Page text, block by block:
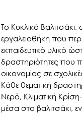
Το Κυκλικό Βαλιτσάκι,
εργαλειοθήκη που
εκπαιδευτικό υλικό
δραστηριότητες που
οικονομίας σε
Κάθε θεματική
Νερό, Κλιματική
μέσα στο βαλιτσάκι,